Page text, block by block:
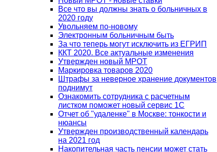
Все что вы должны знать о больничных в
2020 году
Увольняем по-новому
Электронным больничным быть
За что теперь могут исключить из ЕГРИП
ККТ 2020. Все актуальные изменения
Утвержден новый МРОТ
Маркировка товаров 2020
Штрафы за неверное хранение документов
поднимут
Ознакомить сотрудника с расчетным
листком поможет новый сервис 1С
Отчет об "удаленке" в Москве: тонкости и
нюансы
Утвержден производственный календарь
на 2021 год
Накопительная часть пенсии может стать